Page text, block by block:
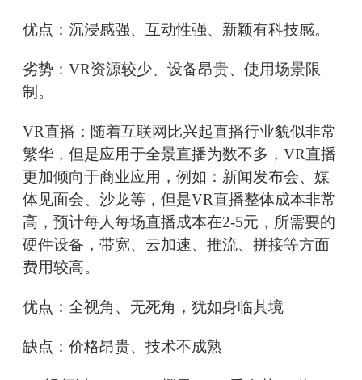
优点：沉浸感强、互动性强、新颖有科技感。
劣势：VR资源较少、设备昂贵、使用场景限
制。
VR直播：随着互联网比兴起直播行业貌似非常
繁华，但是应用于全景直播为数不多，VR直播
更加倾向于商业应用，例如：新闻发布会、媒
体见面会、沙龙等，但是VR直播整体成本非常
高，预计每人每场直播成本在2-5元，所需要的
硬件设备，带宽、云加速、推流、拼接等方面
费用较高。
优点：全视角、无死角，犹如身临其境
缺点：价格昂贵、技术不成熟